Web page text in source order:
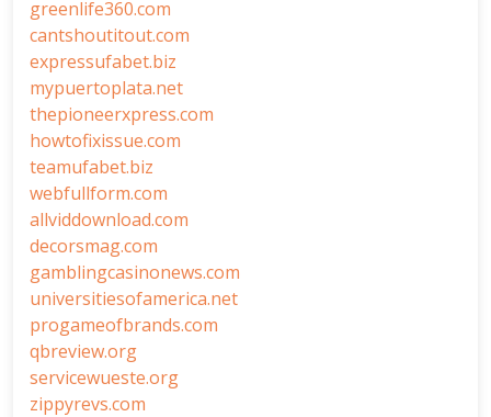
greenlife360.com
cantshoutitout.com
expressufabet.biz
mypuertoplata.net
thepioneerxpress.com
howtofixissue.com
teamufabet.biz
webfullform.com
allviddownload.com
decorsmag.com
gamblingcasinonews.com
universitiesofamerica.net
progameofbrands.com
qbreview.org
servicewueste.org
zippyrevs.com